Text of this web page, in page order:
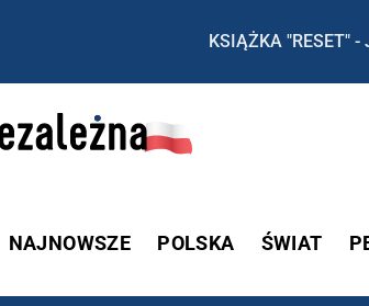
KSIĄŻKA "RESET" -
NAJNOWSZE POLSKA ŚWIAT